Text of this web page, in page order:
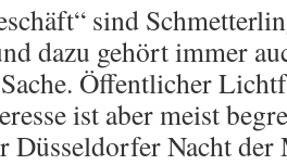
sind
dazu gehört immer
Öffentlicher
ist aber meist
Düsseldorfer Nacht